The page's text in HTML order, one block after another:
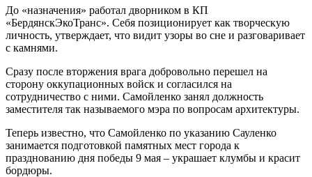
До «назначения» работал дворником в КП
«БердянскЭкоТранс». Себя позиционирует как творческую
личность, утверждает, что видит узоры во сне и разговаривает
с камнями.
Сразу после вторжения врага добровольно перешел на
сторону оккупационных войск и согласился на
сотрудничество с ними. Самойленко занял должность
заместителя так называемого мэра по вопросам архитектуры.
Теперь известно, что Самойленко по указанию Сауленко
занимается подготовкой памятных мест города к
празднованию дня победы 9 мая – украшает клумбы и красит
бордюры.